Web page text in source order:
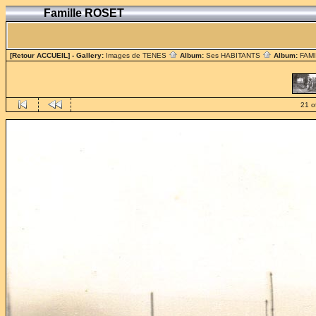
Famille ROSET
[Retour ACCUEIL] - Gallery: Images de TENES Album: Ses HABITANTS Album:
21